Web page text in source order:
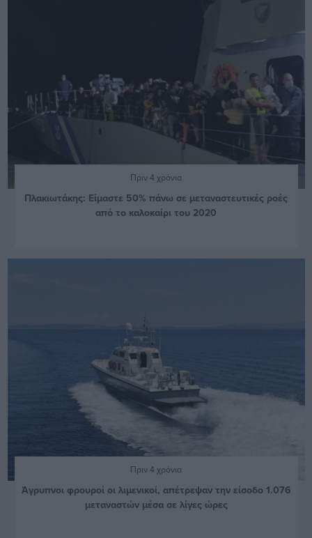
Πριν 4 χρόνια
Πλακιωτάκης: Είμαστε 50% πάνω σε μεταναστευτικές ροές
από το καλοκαίρι του 2020
Πριν 4 χρόνια
Άγρυπνοι φρουροί οι λιμενικοί, απέτρεψαν την είσοδο 1.076
μεταναστών μέσα σε λίγες ώρες